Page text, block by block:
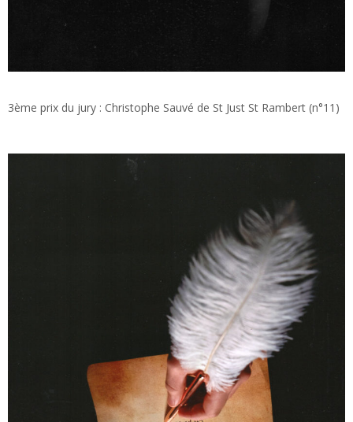
3ème prix du jury : Christophe Sauvé de St Just St Rambert (n°11)